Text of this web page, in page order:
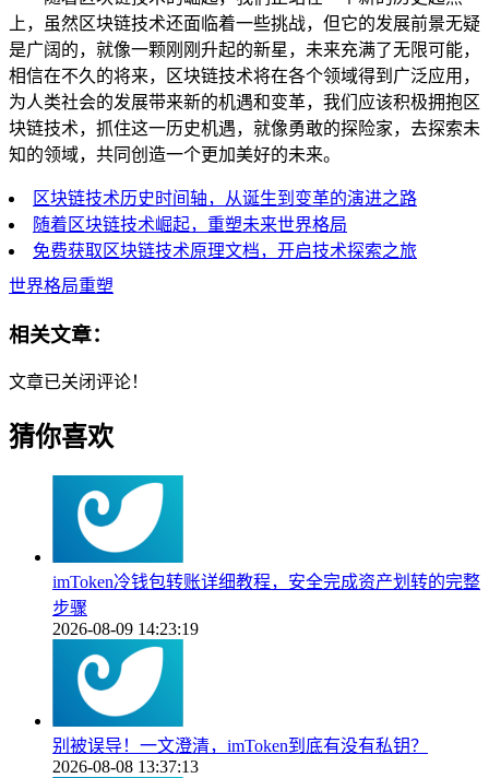
上，虽然区块链技术还面临着一些挑战，但它的发展前景无疑
是广阔的，就像一颗刚刚升起的新星，未来充满了无限可能，
相信在不久的将来，区块链技术将在各个领域得到广泛应用，
为人类社会的发展带来新的机遇和变革，我们应该积极拥抱区
块链技术，抓住这一历史机遇，就像勇敢的探险家，去探索未
知的领域，共同创造一个更加美好的未来。
区块链技术历史时间轴，从诞生到变革的演进之路
随着区块链技术崛起，重塑未来世界格局
免费获取区块链技术原理文档，开启技术探索之旅
世界格局重塑
相关文章：
文章已关闭评论！
猜你喜欢
imToken冷钱包转账详细教程，安全完成资产划转的完整
步骤
2026-08-09 14:23:19
别被误导！一文澄清，imToken到底有没有私钥？
2026-08-08 13:37:13